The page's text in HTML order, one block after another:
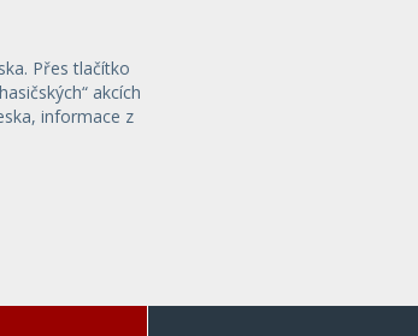
Přes tlačítko
akcích
informace z